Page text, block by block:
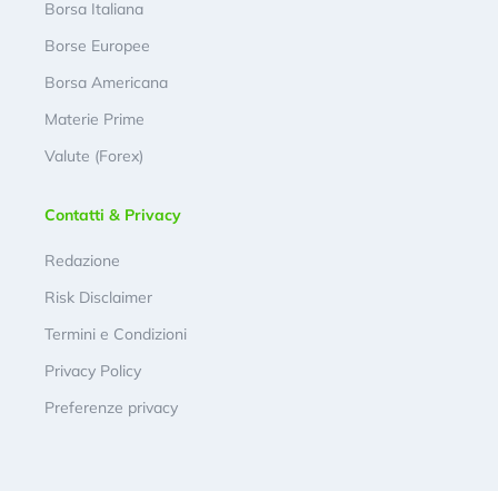
Borsa Italiana
Borse Europee
Borsa Americana
Materie Prime
Valute (Forex)
Contatti & Privacy
Redazione
Risk Disclaimer
Termini e Condizioni
Privacy Policy
Preferenze privacy